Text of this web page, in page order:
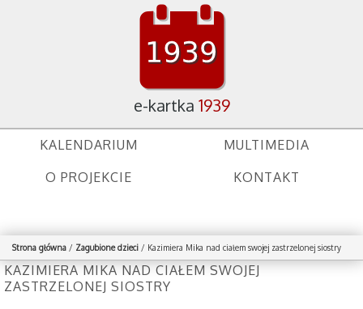
e-kartka 1939
KALENDARIUM
MULTIMEDIA
O PROJEKCIE
KONTAKT
Strona główna / Zagubione dzieci / Kazimiera Mika nad ciałem swojej zastrzelonej siostry
KAZIMIERA MIKA NAD CIAŁEM SWOJEJ
ZASTRZELONEJ SIOSTRY